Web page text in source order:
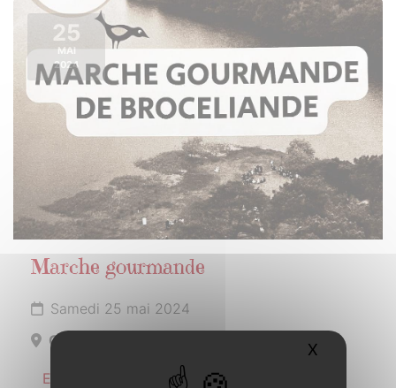
25
MAI
2024
Marche gourmande
Samedi 25 mai 2024
Concoret
En savoir plus
X Masquer